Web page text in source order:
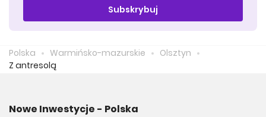
Subskrybuj
Polska Warmińsko-mazurskie
Olsztyn
Z antresolą
Nowe Inwestycje - Polska